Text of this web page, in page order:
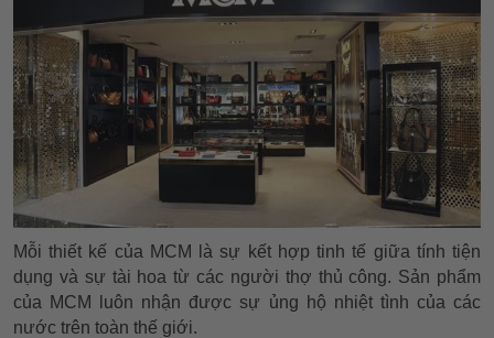
Mỗi thiết kế của MCM là sự kết hợp tinh tế giữa tính tiện
dụng và sự tài hoa từ các người thợ thủ công. Sản phẩm
của MCM luôn nhận được sự ủng hộ nhiệt tình của các
nước trên toàn thế giới.